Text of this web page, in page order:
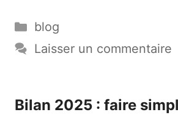
Catégories
blog
Laisser un commentaire
Bilan 2025 : faire